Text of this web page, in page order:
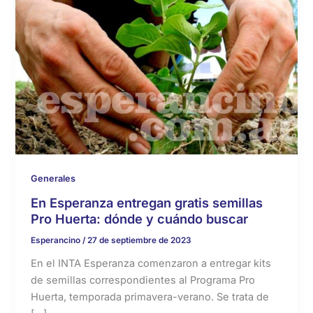
Generales
En Esperanza entregan gratis semillas
Pro Huerta: dónde y cuándo buscar
Esperancino /27 de septiembre de 2023
En el INTA Esperanza comenzaron a entregar kits
de semillas correspondientes al Programa Pro
Huerta, temporada primavera-verano. Se trata de